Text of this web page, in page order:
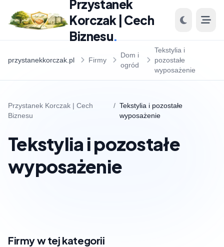
Przystanek
Korczak | Cech
Biznesu.
przystanekkorczak.pl Firmy
Dom i
ogród
Tekstylia i
pozostałe
wyposażenie
Przystanek Korczak | Cech
Biznesu
/ Tekstylia i pozostałe
wyposażenie
Tekstylia i pozostałe
wyposażenie
Firmy w tej kategorii